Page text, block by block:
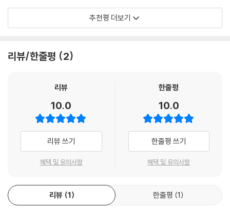
아닌 인도-유럽계였거나, 혼혈 혈통이었을 가능성이 있다. 이들이 세운 돌
궐 제국은 역사상 최초의 범유라시아 제국으로, 6세기 중반부터 8세기 중
동돌궐과 서돌궐로 분열되었다가 나중에 당나라에 정복되었다. 그러나 동
돌궐인은 역사학자들이 돌궐 제2제국(682∼745)으로 부르는 부흥국가
카간국, 하자르 제국, 카라한 왕조와 같은 일련의 계승국가를 수립했다. 돌
궐 제국과 그 계승국가들은 투르크어 확산을 촉진했으며 유라시아의 역사
에 큰 영향을 미쳤다.
--- 「1.2. 돌궐: 최초의 투르크 제국을 건설한 유목 민족」 중에서
불가르인은 오구르 투르크어를 사용하던 유목민으로, 5세기 말에 흑해·카
스피해 초원에 처음 등장했다. 7세기에 흑해 초원에 대불가리아(라틴어
받고 멸망했다. 그 뒤로 불가르인의 일부는 서쪽으로 이주해 발칸반도에
다뉴브 불가리아를 세웠으나 토착 슬라브계 주민에게 동화되었다. ‘불가리
6세기 중반 몽골 초원에 돌궐 제국이라는 최초의 투르크계 유목 제국이 등
장한 이후, 투르크 민족들은 천 년 넘게 유라시아 대륙에서 광대한 영토를
정복하고 수많은 제국과 국가를 세웠다. 또한 이들은 몽골 제국의 건설과
크계와 더불어 몽골계 유목민이 수립한 제국들은 전근대 중국, 중동, 유럽
만 제국(1299~1922)과 같은 강력한 제국을 들 수 있다. 또한 인도의 델리
술탄국(1206~1526), 이집트·시리아 지역을 지배한 맘룩 술탄국(1250
~1517) 등의 지역 강국도 투르크 집단이 세운 국가였다. 몽골 제국 역시
‘투르크 제국’의 범주에 포함될 수 있고, 투르크 유목민은 맘룩 또는 굴람으
로 알려진 ‘노예 군인’으로서 이슬람 세계에서도 활약했다.
이처럼 투르크계 민족들만큼 방대한 영토를 정복하고 수많은 제국과 국가
유럽 열강들이 세계의 지배 세력으로 부상하기 이전까지 천여 년에 걸쳐
투르크계 민족들의 역사는 세계사에서 중대한 역할을 했다. 투르크 세계에
투르크 민족들에 대한 균형 잡힌 시각에서 쓰인 뛰어난 학술서. 저자는 깊
- 이슈트반 바샤리 (외트뵈시 로란드 대학교 명예교수)
명을 통해 과거와 현재의 투르크 민족들을 명쾌하게 연결하면서 이들의 세
계사적 중요성을 입증한다. 학생과 연구자 모두가 높이 평가할 책이다.
- 티머시 메이 (노스조지아 대학교 중앙유라시아 역사학 교수)
추천평 더보기
리뷰/한줄평 2
리뷰
10.0
리뷰 쓰기
혜택 및 유의사항
한줄평
10.0
한줄평 쓰기
혜택 및 유의사항
리뷰 1 한줄평 1